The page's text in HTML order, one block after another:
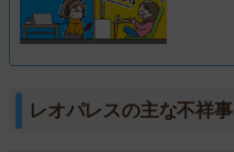
レオパレスの主な不祥事